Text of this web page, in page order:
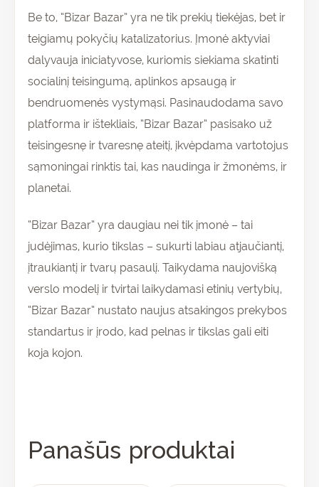
Be to, “Bizar Bazar” yra ne tik prekių tiekėjas, bet ir
teigiamų pokyčių katalizatorius. Įmonė aktyviai
dalyvauja iniciatyvose, kuriomis siekiama skatinti
socialinį teisingumą, aplinkos apsaugą ir
bendruomenės vystymąsi. Pasinaudodama savo
platforma ir ištekliais, “Bizar Bazar” pasisako už
teisingesnę ir tvaresnę ateitį, įkvėpdama vartotojus
sąmoningai rinktis tai, kas naudinga ir žmonėms, ir
planetai.
“Bizar Bazar” yra daugiau nei tik įmonė – tai
judėjimas, kurio tikslas – sukurti labiau atjaučiantį,
įtraukiantį ir tvarų pasaulį. Taikydama naujovišką
verslo modelį ir tvirtai laikydamasi etinių vertybių,
“Bizar Bazar” nustato naujus atsakingos prekybos
standartus ir įrodo, kad pelnas ir tikslas gali eiti
koja kojon.
Panašūs produktai